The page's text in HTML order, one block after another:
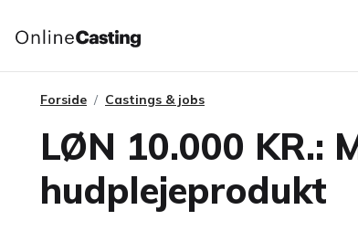
Forside Castings & jobs
LØN 10.000 KR.:
hudplejeprodukt